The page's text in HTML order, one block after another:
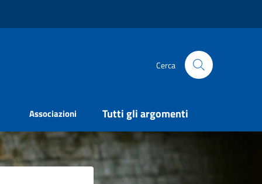
Cerca
Associazioni Tutti gli argomenti